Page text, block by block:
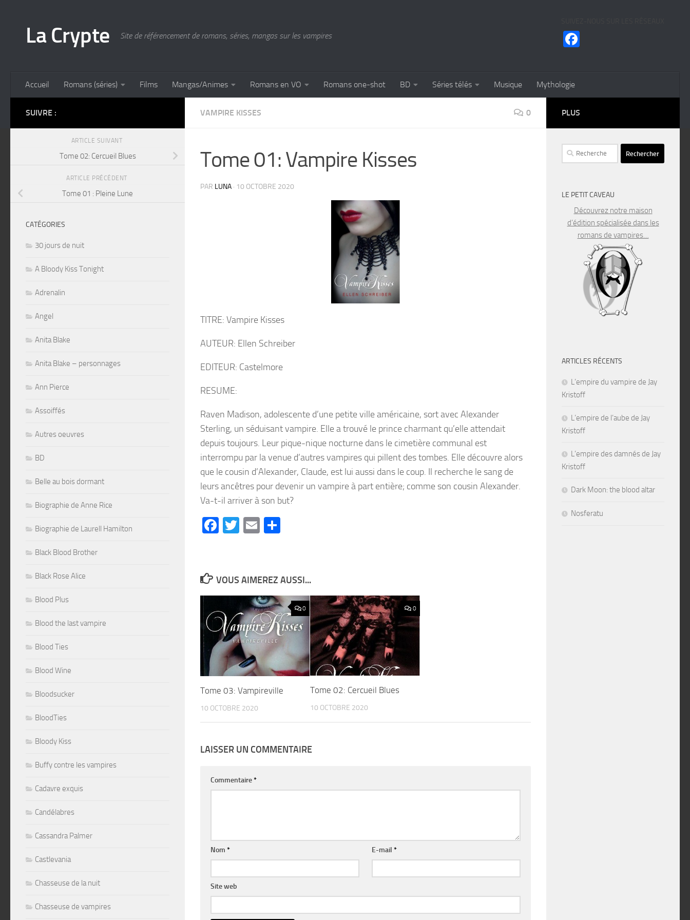
La Crypte Site de référencement de romans, séries, mangas sur les vampires
Accueil Romans (séries) Films Mangas/Animes Romans en VO Romans one-shot BD Séries télés Musique Mythologie
VAMPIRE KISSES 0
Tome 01: Vampire Kisses
PAR LUNA · 10 OCTOBRE 2020
TITRE: Vampire Kisses
AUTEUR: Ellen Schreiber
EDITEUR: Castelmore
RESUME:
Raven Madison, adolescente d’une petite ville américaine, sort avec Alexander
Sterling, un séduisant vampire. Elle a trouvé le prince charmant qu’elle attendait
depuis toujours. Leur pique-nique nocturne dans le cimetière communal est
interrompu par la venue d’autres vampires qui pillent des tombes. Elle découvre alors
que le cousin d’Alexander, Claude, est lui aussi dans le coup. Il recherche le sang de
leurs ancêtres pour devenir un vampire à part entière; comme son cousin Alexander.
Va-t-il arriver à son but?
Facebook
Twitter
Email
VOUS AIMEREZ AUSSI...
0
Tome 03: Vampireville
10 OCTOBRE 2020
0
Tome 02: Cercueil Blues
10 OCTOBRE 2020
LAISSER UN COMMENTAIRE
Commentaire*
Nom * E-mail*
Site web
SUIVRE :
ARTICLE SUIVANT
Tome 02: Cercueil Blues
ARTICLE PRÉCÉDENT
Tome 01 : Pleine Lune
CATÉGORIES
30 jours de nuit
A Bloody Kiss Tonight
Adrenalin
Angel
Anita Blake
Anita Blake – personnages
Ann Pierce
Assoiffés
Autres oeuvres
BD
Belle au bois dormant
Biographie de Anne Rice
Biographie de Laurell Hamilton
Black Blood Brother
Black Rose Alice
Blood Plus
Blood the last vampire
Blood Ties
Blood Wine
Bloodsucker
BloodTies
Bloody Kiss
Buffy contre les vampires
Cadavre exquis
Candélabres
Cassandra Palmer
Castlevania
Chasseuse de la nuit
Chasseuse de vampires
PLUS
Rechercher :
LE PETIT CAVEAU
Découvrez notre maison
d’édition spécialisée dans les
romans de vampires…
ARTICLES RÉCENTS
L’empire du vampire de Jay
Kristoff
L’empire de l’aube de Jay
Kristoff
L’empire des damnés de Jay
Kristoff
Dark Moon: the blood altar
Nosferatu